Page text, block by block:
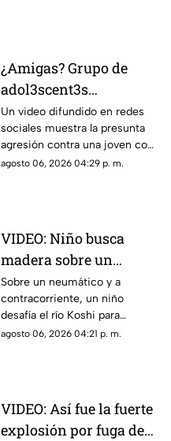
¿Amigas? Grupo de
adol3scent3s
emborrachan a
jov3nc1ta y la agr3den
a golpes: grabaron todo
Un video difundido en redes
sociales muestra la presunta
agresión contra una joven con
epilepsia en Estados Unidos. El
agosto 06, 2026 04:29 p. m.
VIDEO: Niño busca
madera sobre un
neumático en el río
Koshi, en la frontera de
India y Nepal
Sobre un neumático y a
contracorriente, un niño
desafía el río Koshi para
recolectar madera. Una
agosto 06, 2026 04:21 p. m.
VIDEO: Así fue la fuerte
explosión por fuga de